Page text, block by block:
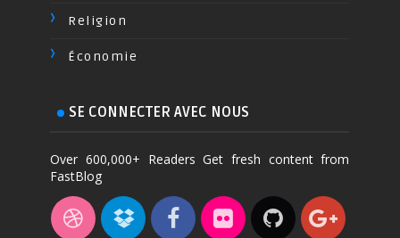
Religion
Économie
SE CONNECTER AVEC NOUS
Over 600,000+ Readers Get fresh content from
FastBlog